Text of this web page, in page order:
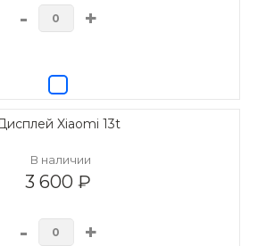
- +
Xiaomi 13t
В наличии
3 600 ₽
- +